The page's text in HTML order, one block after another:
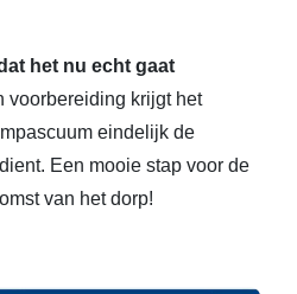
het nu echt gaat
voorbereiding krijgt het
eindelijk de
Een mooie stap voor de
van het dorp!